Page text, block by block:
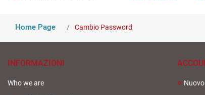
Home Page Cambio Password
INFORMAZIONI
Who we are